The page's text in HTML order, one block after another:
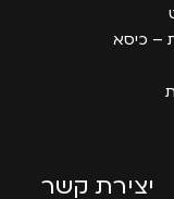
– כיסא
יצירת קשר